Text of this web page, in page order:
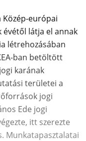
Közép-európai
évétől látja el annak
létrehozásában
ban betöltött
karának
területei a
jogi
Ede jogi
itt szerezte
Munkatapasztalatai